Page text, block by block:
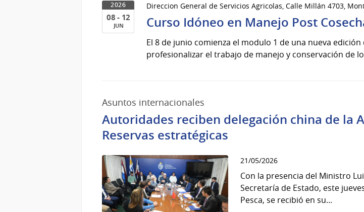
2026
08 - 12
JUN
del
Direccion General de Servicios Agricolas, Calle Millán 4703,
Curso Idóneo en Manejo Post
El 8 de junio comienza el modulo 1 de una nueva
profesionalizar el trabajo de manejo y conservación de
Asuntos internacionales
Autoridades reciben delegación china de la
Reservas estratégicas
21/05/2026
Con la presencia del Ministro
Secretaría de Estado, este
Pesca, se recibió en su...